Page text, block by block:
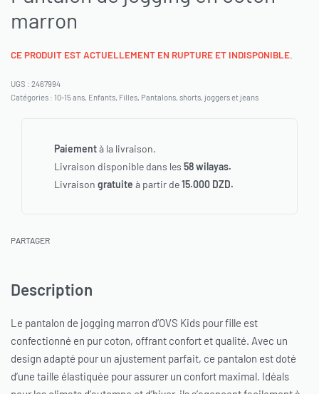
marron
CE PRODUIT EST ACTUELLEMENT EN RUPTURE ET INDISPONIBLE.
2467994
Catégories : 10-15 ans, Enfants, Filles, Pantalons, shorts, joggers et jeans
Paiementà la livraison.
Livraison disponible dans les 58 wilayas.
Livraison gratuite à partir de15.000 DZD.
PARTAGER
Description
Le pantalon de jogging marron d’OVS Kids pour fille est
confectionné en pur coton, offrant confort et qualité. Avec un
design adapté pour un ajustement parfait, ce pantalon est doté
d’une taille élastiquée pour assurer un confort maximal. Idéals